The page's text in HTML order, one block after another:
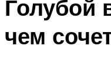
Голубой
чем